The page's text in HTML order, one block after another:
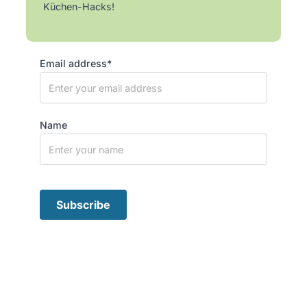
Küchen-Hacks!
Email address*
Name